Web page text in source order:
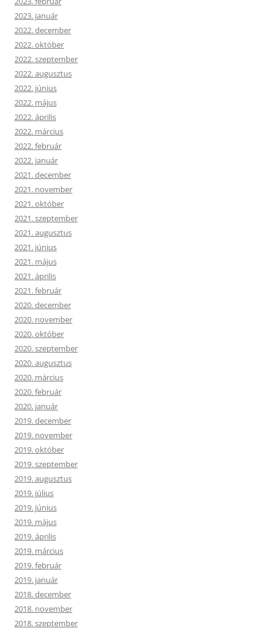
2023. január
2022. december
2022. október
2022. szeptember
2022. augusztus
2022. június
2022. május
2022. április
2022. március
2022. február
2022. január
2021. december
2021. november
2021. október
2021. szeptember
2021. augusztus
2021. június
2021. május
2021. április
2021. február
2020. december
2020. november
2020. október
2020. szeptember
2020. augusztus
2020. március
2020. február
2020. január
2019. december
2019. november
2019. október
2019. szeptember
2019. augusztus
2019. július
2019. június
2019. május
2019. április
2019. március
2019. február
2019. január
2018. december
2018. november
2018. szeptember